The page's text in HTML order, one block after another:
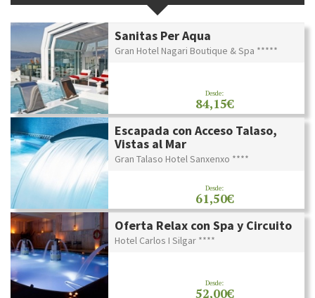
Sanitas Per Aqua
Gran Hotel Nagari Boutique & Spa *****
Desde:
84,15€
Escapada con Acceso Talaso,
Vistas al Mar
Gran Talaso Hotel Sanxenxo ****
Desde:
61,50€
Oferta Relax con Spa y Circuito
Hotel Carlos I Silgar ****
Desde:
52,00€